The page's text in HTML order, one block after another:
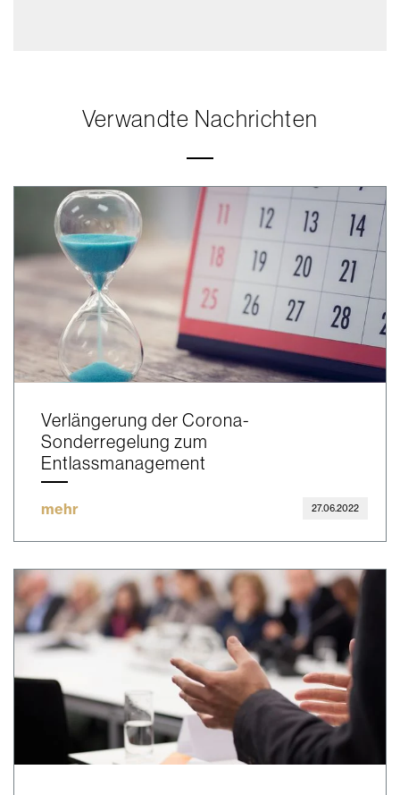
Verwandte Nachrichten
Verlängerung der Corona-
Sonderregelung zum
Entlassmanagement
mehr 27.06.2022